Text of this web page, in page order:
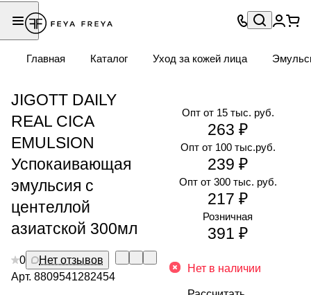
Главная Каталог Уход за кожей лица
JIGOTT DAILY
REAL CICA
EMULSION
Успокаивающая
эмульсия с
центеллой
азиатской 300мл
0
Нет отзывов
Арт. 8809541282454
Опт от 300 тыс. руб.
217 ₽
Опт от 15 тыс. руб.
263 ₽
Опт от 100 тыс.руб.
239 ₽
Розничная
391 ₽
Нет в наличии